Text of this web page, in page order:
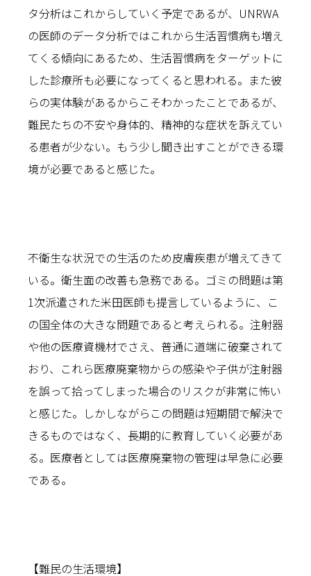
タ分析はこれからしていく予定であるが、UNRWA
の医師のデータ分析ではこれから生活習慣病も増え
てくる傾向にあるため、生活習慣病をターゲットに
した診療所も必要になってくると思われる。また彼
らの実体験があるからこそわかったことであるが、
難民たちの不安や身体的、精神的な症状を訴えてい
る患者が少ない。もう少し聞き出すことができる環
境が必要であると感じた。
不衛生な状況での生活のため皮膚疾患が増えてきて
いる。衛生面の改善も急務である。ゴミの問題は第
1次派遣された米田医師も提言しているように、こ
の国全体の大きな問題であると考えられる。注射器
や他の医療資機材でさえ、普通に道端に破棄されて
おり、これら医療廃棄物からの感染や子供が注射器
を誤って拾ってしまった場合のリスクが非常に怖い
と感じた。しかしながらこの問題は短期間で解決で
きるものではなく、長期的に教育していく必要があ
る。医療者としては医療廃棄物の管理は早急に必要
である。
【難民の生活環境】